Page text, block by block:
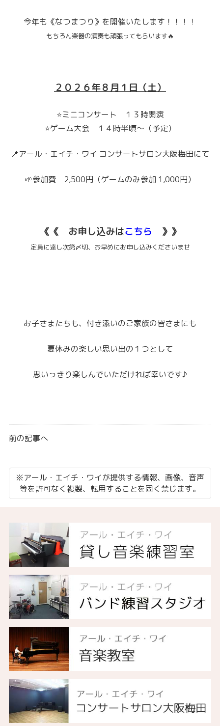
今年も《なつまつり》を開催いたします！！！！
もちろん楽器の演奏も頑張ってもらいます🔥
２０２６年８月１日（土）
⭐ミニコンサート １３時開演
⭐ゲーム大会 １４時半頃～（予定）
📍アール・エイチ・ワイ コンサートサロン大阪梅田にて
🌱参加費 2,500円（ゲームのみ参加 1,000円）
《《 お申し込みはこちら 》》
定員に達し次第〆切、お早めにお申し込みくださいませ
お子さまたちも、付き添いのご家族の皆さまにも
夏休みの楽しい思い出の１つとして
思いっきり楽しんでいただければ幸いです♪
前の記事へ
※アール・エイチ・ワイが提供する情報、画像、音声
等を許可なく複製、転用することを固く禁じます。